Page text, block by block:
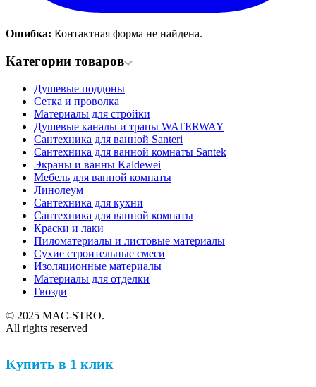
Ошибка: Контактная форма не найдена.
Категории товаров
Душевые поддоны
Сетка и проволка
Материалы для стройки
Душевые каналы и трапы WATERWAY
Сантехника для ванной Santeri
Сантехника для ванной комнаты Santek
Экраны и ванны Kaldewei
Мебель для ванной комнаты
Линолеум
Сантехника для кухни
Сантехника для ванной комнаты
Краски и лаки
Пиломатериалы и листовые материалы
Сухие строительные смеси
Изоляционные материалы
Материалы для отделки
Гвозди
© 2025 MAC-STRO.
All rights reserved
Купить в 1 клик